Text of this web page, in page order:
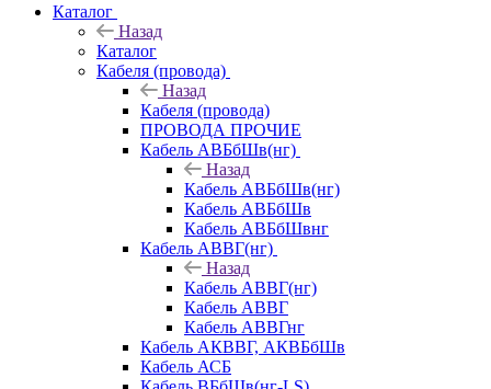
Каталог
Назад
Каталог
Кабеля (провода)
Назад
Кабеля (провода)
ПРОВОДА ПРОЧИЕ
Кабель АВБбШв(нг)
Назад
Кабель АВБбШв(нг)
Кабель АВБбШв
Кабель АВБбШвнг
Кабель АВВГ(нг)
Назад
Кабель АВВГ(нг)
Кабель АВВГ
Кабель АВВГнг
Кабель АКВВГ, АКВБбШв
Кабель АСБ